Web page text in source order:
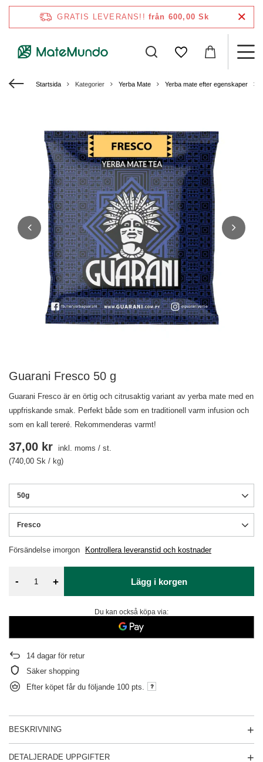
GRATIS LEVERANS!! från 600,00 Sk
Startsida Kategorier Yerba Mate Yerba mate efter egenskaper
Guarani Fresco 50 g
Guarani Fresco är en örtig och citrusaktig variant av yerba mate med en
uppfriskande smak. Perfekt både som en traditionell varm infusion och
som en kall tereré. Rekommenderas varmt!
50g
Fresco
Försändelse imorgon Kontrollera leveranstid och kostnader
37,00 kr inkl. moms / st.
(740,00 Sk / kg)
- + Lägg i korgen
Du kan också köpa via:
14 dagar för retur
Säker shopping
Efter köpet får du följande 100 pts.
BESKRIVNING
DETALJERADE UPPGIFTER